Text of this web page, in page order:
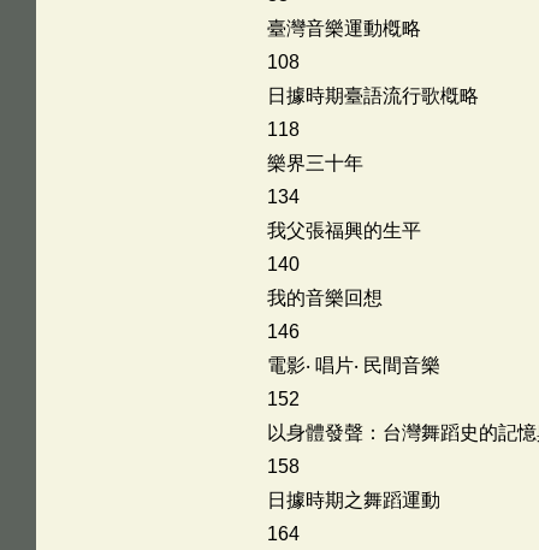
臺灣音樂運動槪略
108
日據時期臺語流行歌槪略
118
樂界三十年
134
我父張福興的生平
140
我的音樂回想
146
電影‧ 唱片‧ 民間音樂
152
以身體發聲：台灣舞蹈史的記
158
日據時期之舞蹈運動
164